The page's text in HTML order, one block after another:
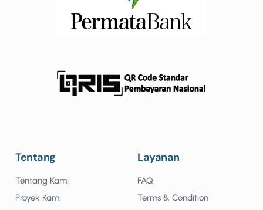
Tentang
Tentang Kami
Proyek Kami
Layanan
FAQ
Terms & Condition